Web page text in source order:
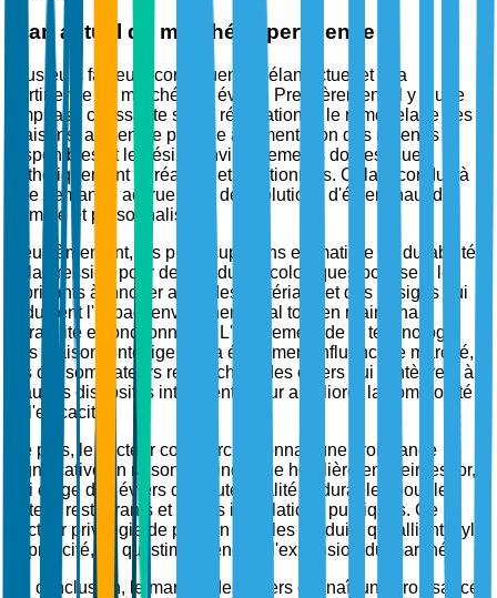
Élan actuel du marché et pertinence
Plusieurs facteurs contribuent à l'élan actuel et à la
pertinence du marché des éviers. Premièrement, il y a une
emphase croissante sur la rénovation et le remodelage des
maisons, alimentée par une augmentation des revenus
disponibles et le désir d'environnements domestiques
esthétiquement agréables et fonctionnels. Cela a conduit à
une demande accrue pour des solutions d'éviers haut de
gamme et personnalisées.
Deuxièmement, les préoccupations en matière de durabilité
et la pression pour des produits écologiques poussent les
fabricants à innover avec des matériaux et des designs qui
réduisent l'impact environnemental tout en maintenant
durabilité et fonctionnalité. L'avènement de la technologie
des maisons intelligentes a également influencé le marché,
les consommateurs recherchant des éviers qui s'intègrent à
d'autres dispositifs intelligents pour améliorer la commodité
et l'efficacité.
De plus, le secteur commercial connaît une croissance
significative en raison de l'industrie hôtelière en plein essor,
qui exige des éviers de haute qualité et durables pour les
hôtels, restaurants et autres installations publiques. Ce
secteur privilégie de plus en plus les produits qui allient style
et praticité, ce qui stimule encore l'expansion du marché.
En conclusion, le marché des éviers connaît une croissance